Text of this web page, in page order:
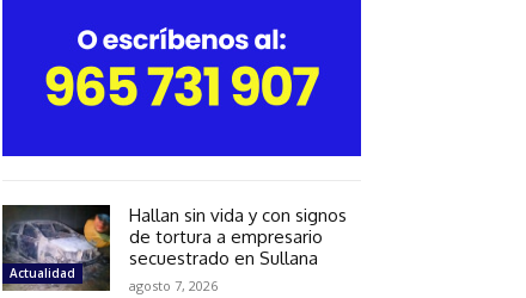
Actualidad
Hallan sin vida y con signos
de tortura a empresario
secuestrado en Sullana
agosto 7, 2026